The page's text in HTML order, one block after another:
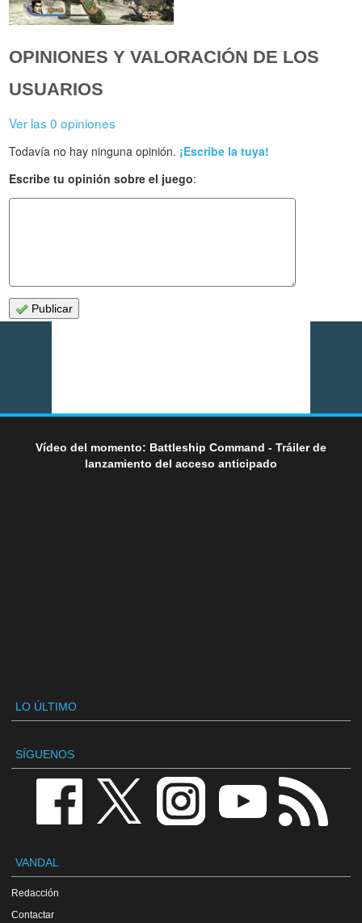
OPINIONES Y VALORACIÓN DE LOS
USUARIOS
Ver las 0 opiniones
Todavía no hay ninguna opinión. ¡Escribe la tuya!
Escribe tu opinión sobre el juego:
Publicar
Vídeo del momento: Battleship Command - Tráiler de
lanzamiento del acceso anticipado
LO ÚLTIMO
SÍGUENOS
VANDAL
Redacción
Contactar